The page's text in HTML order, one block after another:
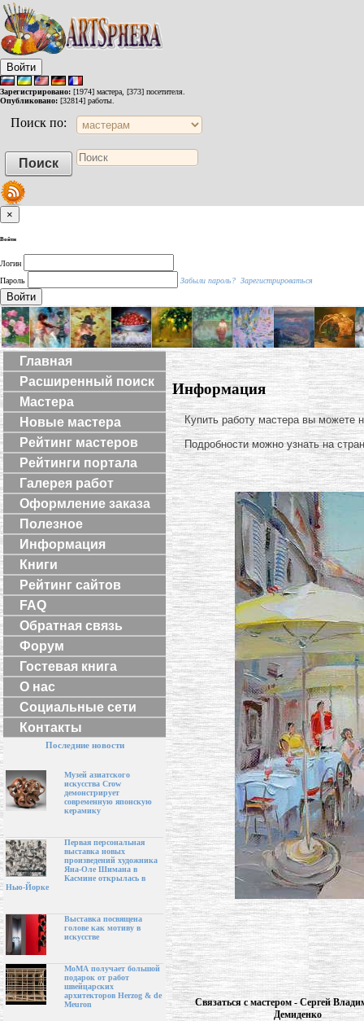
Войти
Зарегистрировано: [1974] мастера, [373] посетителя.
Опубликовано: [32814] работы.
Поиск по:
×
Войти
Логин
Пароль
Забыли пароль? Зарегистрироваться
Войти
Главная
Расширенный поиск
Мастера
Новые мастера
Рейтинг мастеров
Рейтинги портала
Галерея работ
Оформление заказа
Полезное
Информация
Книги
Рейтинг сайтов
FAQ
Обратная связь
Форум
Гостевая книга
О нас
Социальные сети
Контакты
Последние новости
Музей азиатского
искусства Crow
демонстрирует
современную японскую
керамику
Первая персональная
выставка новых
произведений художника
Яна-Оле Шимана в
Касмине открылась в
Нью-Йорке
Выставка посвящена
голове как мотиву в
искусстве
МоМА получает большой
подарок от работ
швейцарских
архитекторов Herzog & de
Meuron
Информация
Купить работу мастера вы можете
Подробности можно узнать на
Связаться с мастером - Сергей
Демиденко